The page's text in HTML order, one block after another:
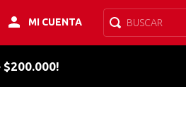
MI CUENTA BUSCAR